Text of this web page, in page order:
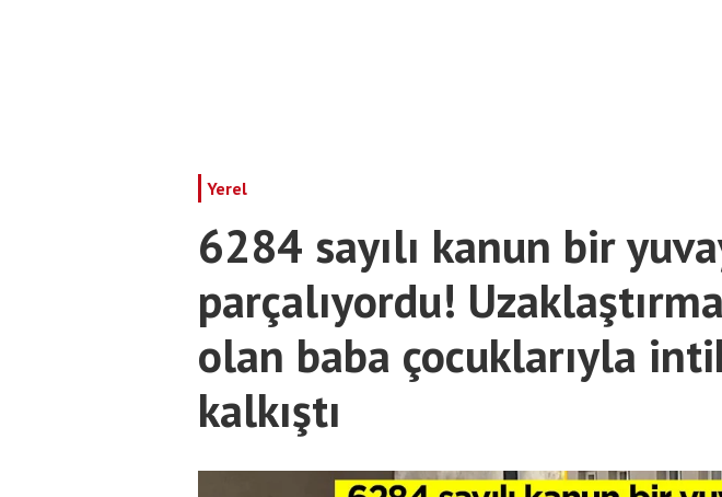
Yerel
6284 sayılı kanun bir
parçalıyordu!
olan baba çocuklarıyla
kalkıştı